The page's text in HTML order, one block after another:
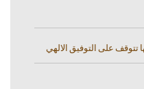
تتوقف على التوفيق الالهي